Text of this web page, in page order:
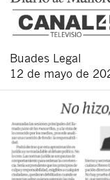
Buades Legal
12 de mayo de